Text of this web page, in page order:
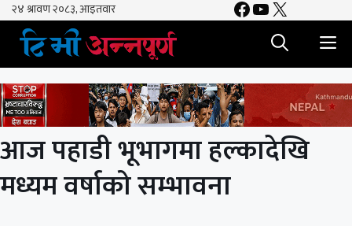
Skip
content
Facebook
YouTube
X
आज पहाडी भूभागमा हल्कादेखि
मध्यम वर्षाको सम्भावना